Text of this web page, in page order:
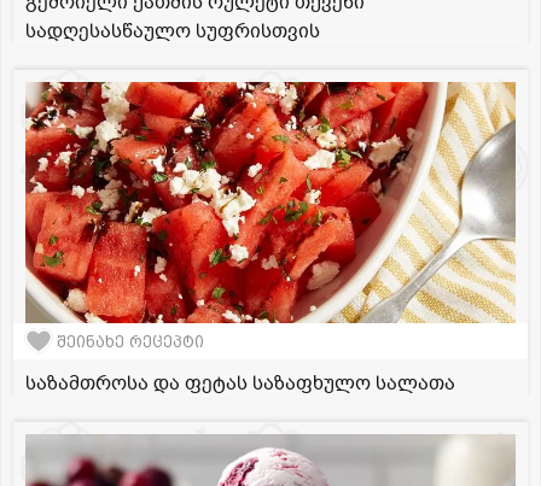
სადღესასწაულო სუფრისთვის
შეინახე რეცეპტი
საზამთროსა და ფეტას საზაფხულო სალათა